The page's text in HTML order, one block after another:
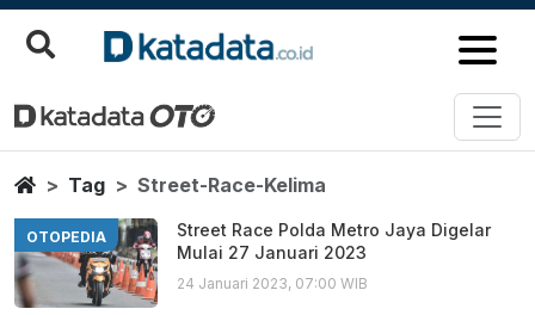
Street Race Kelima
Berita Terbaru
HomeTag Street-Race-Kelima
OTOPEDIA
Street Race Polda Metro Jaya Digelar
Mulai 27 Januari 2023
24 Januari 2023, 07:00 WIB